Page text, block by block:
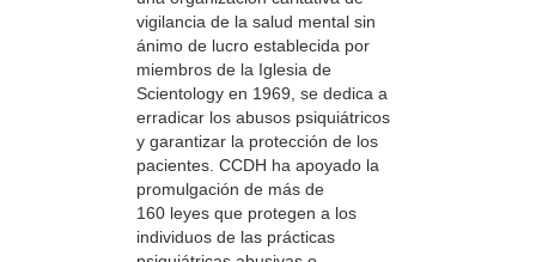
vigilancia de la salud mental sin
ánimo de lucro establecida por
miembros de la Iglesia de
Scientology en 1969, se dedica a
erradicar los abusos psiquiátricos
y garantizar la protección de los
pacientes. CCDH ha apoyado la
promulgación de más de
160 leyes que protegen a los
individuos de las prácticas